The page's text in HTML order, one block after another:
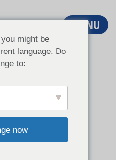
MENU
–
26 mars 2026
might be
language. Do
to:
now